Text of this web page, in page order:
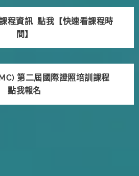
程資訊 點我【快速看課程時
間】
第二屆國際證照培訓課程
點我報名